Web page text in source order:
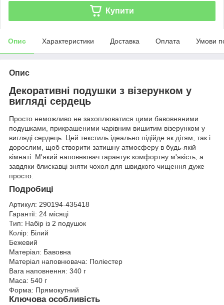
Купити
Опис Характеристики Доставка Оплата Умови
Опис
Декоративні подушки з візерунком у
вигляді сердець
Просто неможливо не захоплюватися цими бавовняними
подушками, прикрашеними чарівним вишитим візерунком у
вигляді сердець. Цей текстиль ідеально підійде як дітям, так і
дорослим, щоб створити затишну атмосферу в будь-якій
кімнаті. М'який наповнювач гарантує комфортну м'якість, а
завдяки блискавці зняти чохол для швидкого чищення дуже
просто.
Подробиці
Артикул: 290194-435418
Гарантії: 24 місяці
Тип: Набір із 2 подушок
Колір: Білий
Бежевий
Матеріал: Бавовна
Матеріал наповнювача: Поліестер
Вага наповнення: 340 г
Маса: 540 г
Форма: Прямокутний
Ключова особливість